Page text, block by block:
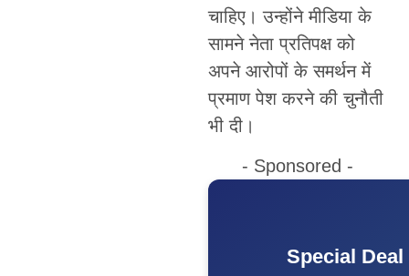
चाहिए। उन्होंने मीडिया के
सामने नेता प्रतिपक्ष को
अपने आरोपों के समर्थन में
प्रमाण पेश करने की चुनौती
भी दी।
- Sponsored -
Special Deal